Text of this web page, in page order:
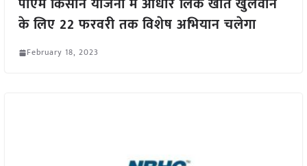
के लिए 22 फरवरी तक विशेष अभियान चलेगा
February 18, 2023